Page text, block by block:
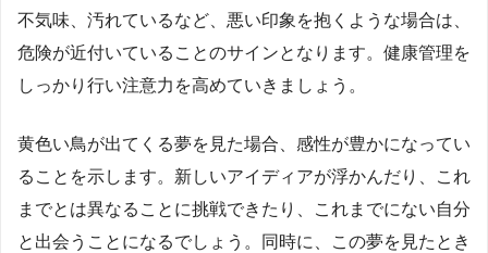
不気味、汚れているなど、悪い印象を抱くような場合は、
危険が近付いていることのサインとなります。健康管理を
しっかり行い注意力を高めていきましょう。
黄色い鳥が出てくる夢を見た場合、感性が豊かになってい
ることを示します。新しいアイディアが浮かんだり、これ
までとは異なることに挑戦できたり、これまでにない自分
と出会うことになるでしょう。同時に、この夢を見たとき